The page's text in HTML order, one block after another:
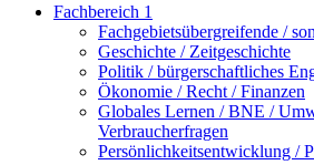
Fachbereich 1
Fachgebietsübergreifende /
Geschichte / Zeitgeschichte
Politik / bürgerschaftliches
Ökonomie / Recht / Finanzen
Globales Lernen / BNE /
Verbraucherfragen
Persönlichkeitsentwicklung /